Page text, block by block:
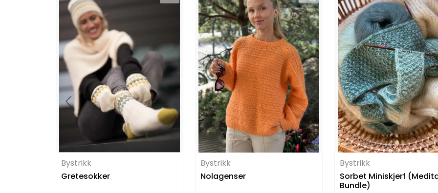
Bystrikk
Gretesokker
Bystrikk
Nolagenser
Bystrikk
Sorbet Miniskjerf
Bundle)